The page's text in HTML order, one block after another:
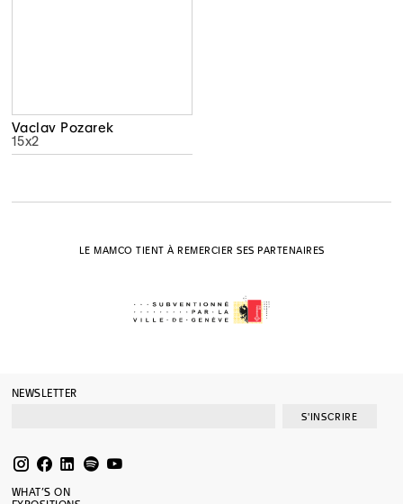
Vaclav Pozarek
15x2
LE MAMCO TIENT À REMERCIER SES PARTENAIRES
NEWSLETTER
S'INSCRIRE
WHAT’S ON